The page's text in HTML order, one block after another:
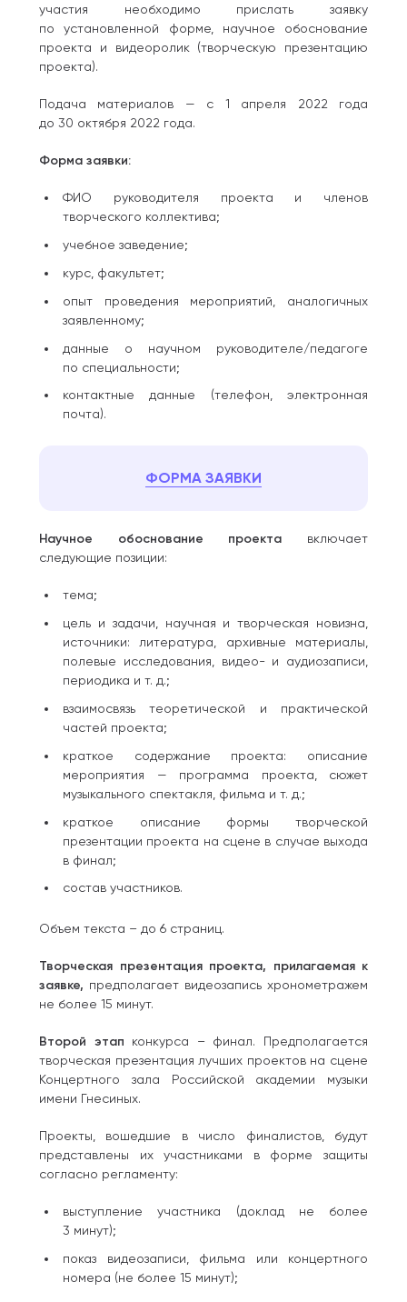
участия необходимо прислать заявку
по установленной форме, научное обоснование
проекта и видеоролик (творческую презентацию
проекта).
Подача материалов — с 1 апреля 2022 года
до 30 октября 2022 года.
Форма заявки:
ФИО руководителя проекта и членов
творческого коллектива;
учебное заведение;
курс, факультет;
опыт проведения мероприятий, аналогичных
заявленному;
данные о научном руководителе/педагоге
по специальности;
контактные данные (телефон, электронная
почта).
ФОРМА ЗАЯВКИ
Научное обоснование проекта включает
следующие позиции:
тема;
цель и задачи, научная и творческая новизна,
источники: литература, архивные материалы,
полевые исследования, видео- и аудиозаписи,
периодика и т. д.;
взаимосвязь теоретической и практической
частей проекта;
краткое содержание проекта: описание
мероприятия — программа проекта, сюжет
музыкального спектакля, фильма и т. д.;
краткое описание формы творческой
презентации проекта на сцене в случае выхода
в финал;
состав участников.
Объем текста – до 6 страниц.
Творческая презентация проекта, прилагаемая к
заявке, предполагает видеозапись хронометражем
не более 15 минут.
Второй этап конкурса – финал. Предполагается
творческая презентация лучших проектов на сцене
Концертного зала Российской академии музыки
имени Гнесиных.
Проекты, вошедшие в число финалистов, будут
представлены их участниками в форме защиты
согласно регламенту:
выступление участника (доклад не более
3 минут);
показ видеозаписи, фильма или концертного
номера (не более 15 минут);